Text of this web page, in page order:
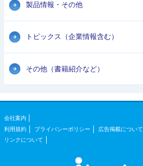
製品情報・その他
トピックス（企業情報含む）
その他（書籍紹介など）
会社案内
利用規約
プライバシーポリシー
広告掲載について
リンクについて